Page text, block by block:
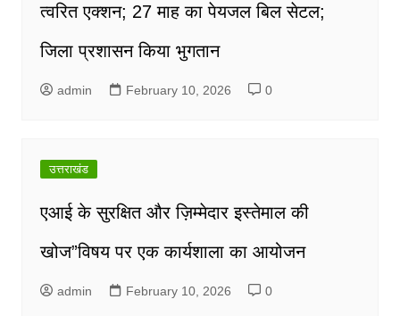
त्वरित एक्शन; 27 माह का पेयजल बिल सेटल;
जिला प्रशासन किया भुगतान
admin February 10, 2026 0
उत्तराखंड
एआई के सुरक्षित और ज़िम्मेदार इस्तेमाल की
खोज”विषय पर एक कार्यशाला का आयोजन
admin February 10, 2026 0